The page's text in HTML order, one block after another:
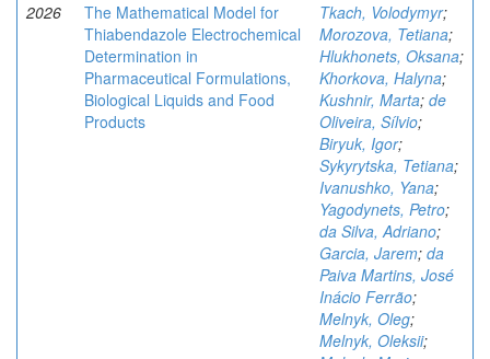
2026
The Mathematical Model for
Thiabendazole Electrochemical
Determination in
Pharmaceutical Formulations,
Biological Liquids and Food
Products
Tkach, Volodymyr;
Morozova, Tetiana;
Hlukhonets, Oksana;
Khorkova, Halyna;
Kushnir, Marta; de
Oliveira, Sílvio;
Biryuk, Igor;
Sykyrytska, Tetiana;
Ivanushko, Yana;
Yagodynets, Petro;
da Silva, Adriano;
Garcia, Jarem; da
Paiva Martins, José
Inácio Ferrão;
Melnyk, Oleg;
Melnyk, Oleksii;